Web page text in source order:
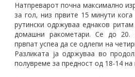
Натпреварот почна максимално
за гол, низ првите 15 минути
рутински одржуваа еднаков
домашни ракометари. Се до 20.
првпат успеа да се одлепи на
Разликата ја одржуваа во
полувреме за предност од 18-14 на